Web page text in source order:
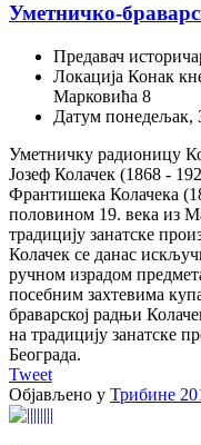
Уметничко-
Предавач
Локација Конак
Марковића 8
Датум понедељак,
Уметничку радионицу
Јозеф Колачек (1868 -
Франтишека Колачека
половином 19. века из
традицију занатске
Колачек се данас
ручном израдом
посебним захтевима
браварској радњи
на традицију занатске
Београда.
Tweet
Објављено у Трибине